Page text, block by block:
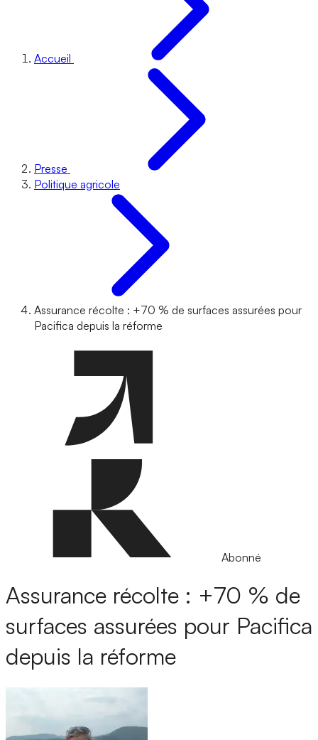
Accueil
Presse
Politique agricole
Assurance récolte : +70 % de surfaces assurées pour
Pacifica depuis la réforme
Abonné
Assurance récolte : +70 % de
surfaces assurées pour Pacifica
depuis la réforme